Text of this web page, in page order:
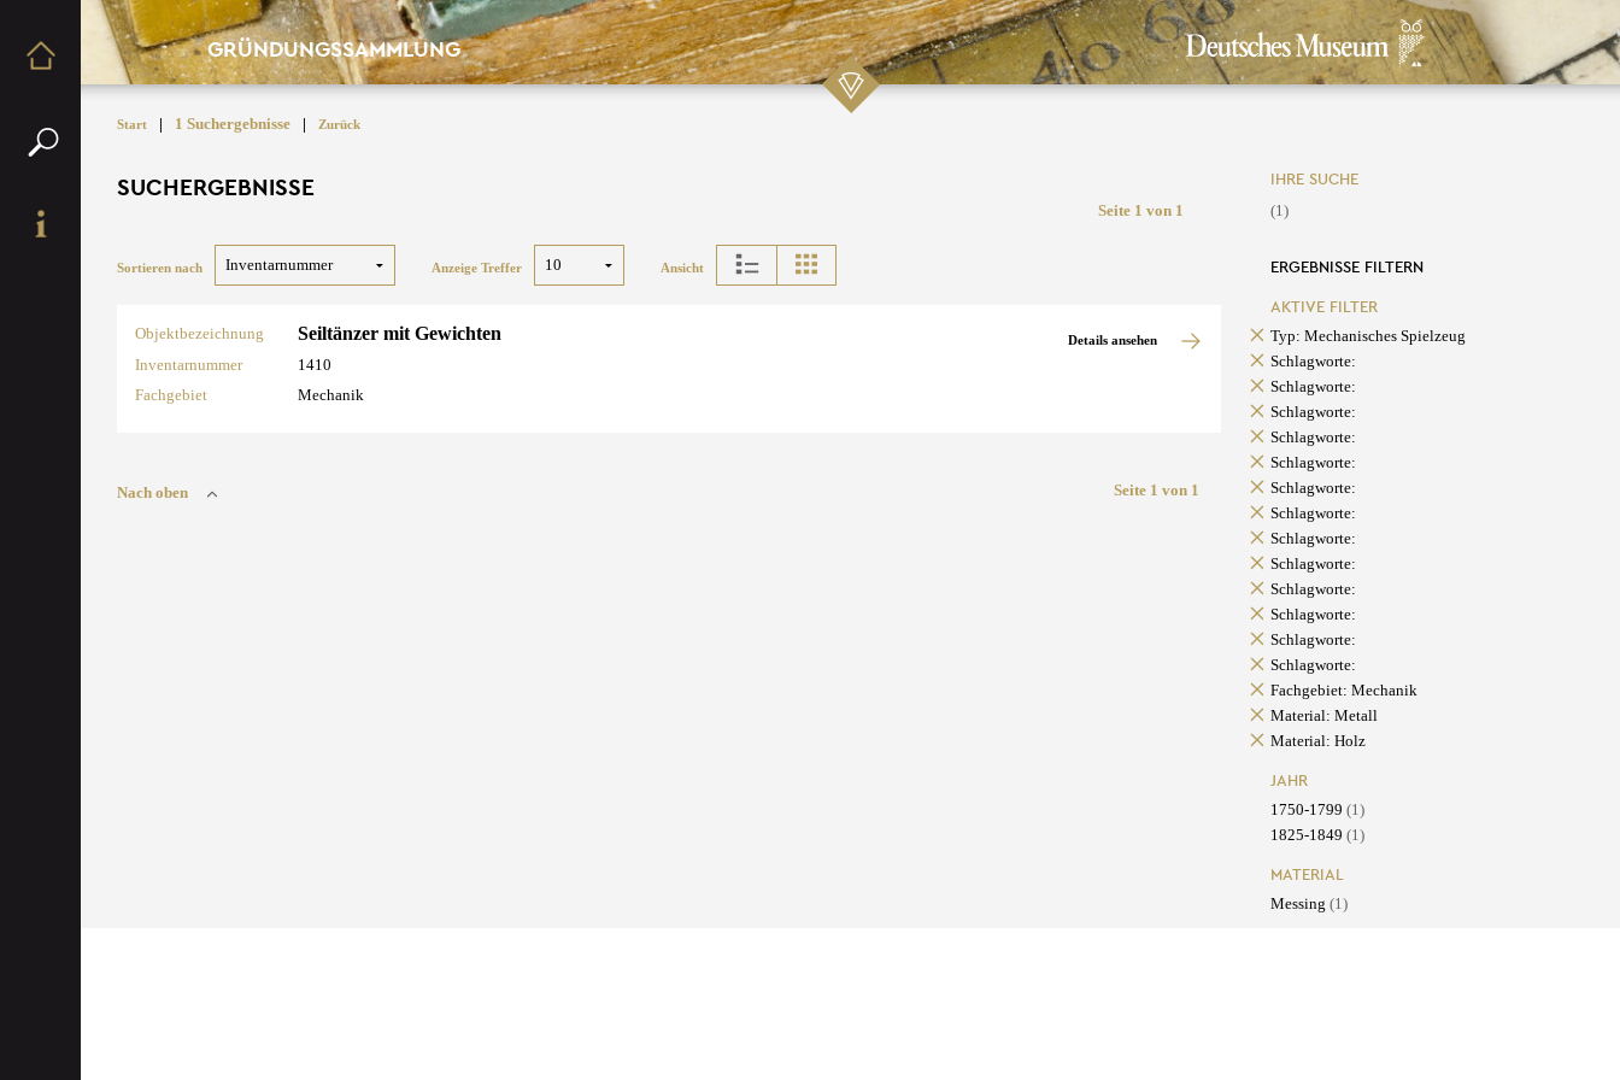
GRÜNDUNGSSAMMLUNG
Start | 1 Suchergebnisse | Zurück
SUCHERGEBNISSE
Seite 1 von 1
Sortieren nach Anzeige Treffer Ansicht
Objektbezeichnung Seiltänzer mit Gewichten
Inventarnummer
1410
Fachgebiet
Mechanik
Details ansehen
Nach oben Seite 1 von 1
IHRE SUCHE
(1)
ERGEBNISSE FILTERN
AKTIVE FILTER
Typ: Mechanisches Spielzeug
Schlagworte:
Schlagworte:
Schlagworte:
Schlagworte:
Schlagworte:
Schlagworte:
Schlagworte:
Schlagworte:
Schlagworte:
Schlagworte:
Schlagworte:
Schlagworte:
Schlagworte:
Fachgebiet: Mechanik
Material: Metall
Material: Holz
JAHR
1750-1799 (1)
1825-1849 (1)
MATERIAL
Messing (1)